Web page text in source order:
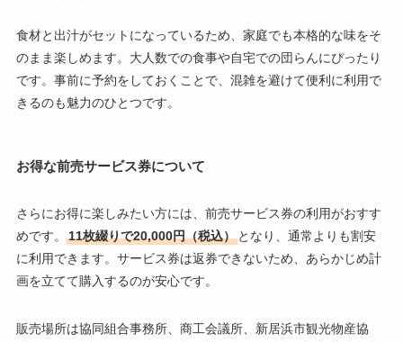
食材と出汁がセットになっているため、家庭でも本格的な味をそ
のまま楽しめます。大人数での食事や自宅での団らんにぴったり
です。事前に予約をしておくことで、混雑を避けて便利に利用で
きるのも魅力のひとつです。
お得な前売サービス券について
さらにお得に楽しみたい方には、前売サービス券の利用がおすす
めです。
11枚綴りで20,000円（税込）となり、通常よりも割安
に利用できます。サービス券は返券できないため、あらかじめ計
画を立てて購入するのが安心です。
販売場所は協同組合事務所、商工会議所、新居浜市観光物産協